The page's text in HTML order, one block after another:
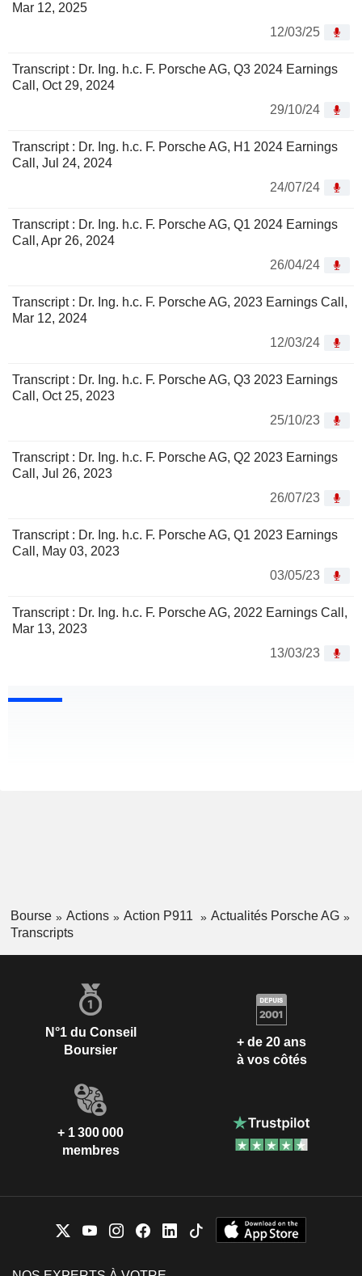
Mar 12, 2025
12/03/25
Transcript : Dr. Ing. h.c. F. Porsche AG, Q3 2024 Earnings
Call, Oct 29, 2024
29/10/24
Transcript : Dr. Ing. h.c. F. Porsche AG, H1 2024 Earnings
Call, Jul 24, 2024
24/07/24
Transcript : Dr. Ing. h.c. F. Porsche AG, Q1 2024 Earnings
Call, Apr 26, 2024
26/04/24
Transcript : Dr. Ing. h.c. F. Porsche AG, 2023 Earnings Call,
Mar 12, 2024
12/03/24
Transcript : Dr. Ing. h.c. F. Porsche AG, Q3 2023 Earnings
Call, Oct 25, 2023
25/10/23
Transcript : Dr. Ing. h.c. F. Porsche AG, Q2 2023 Earnings
Call, Jul 26, 2023
26/07/23
Transcript : Dr. Ing. h.c. F. Porsche AG, Q1 2023 Earnings
Call, May 03, 2023
03/05/23
Transcript : Dr. Ing. h.c. F. Porsche AG, 2022 Earnings Call,
Mar 13, 2023
13/03/23
Bourse Actions Action P911
Actualités Porsche AG
Transcripts
N°1 du Conseil
Boursier
+ de 20 ans
à vos côtés
+ 1 300 000
membres